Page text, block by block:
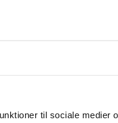
til sociale medier